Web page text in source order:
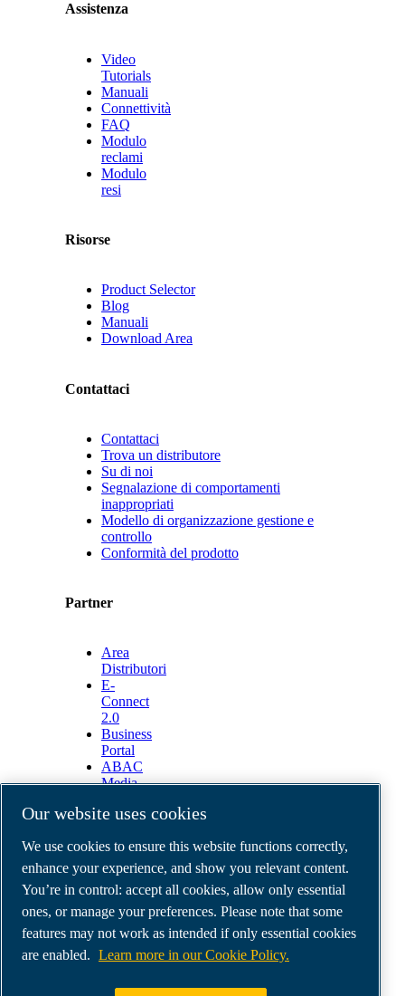
Assistenza
Video
Tutorials
Manuali
Connettività
FAQ
Modulo
reclami
Modulo
resi
Risorse
Product Selector
Blog
Manuali
Download Area
Contattaci
Contattaci
Trova un distributore
Su di noi
Segnalazione di comportamenti
inappropriati
Modello di organizzazione gestione e
controllo
Conformità del prodotto
Partner
Area
Distributori
E-
Connect
2.0
Business
Portal
ABAC
Media
Legal & Privacy Notices
Order return form
Order claim form
Manage cookies
ABAC Italia | MultiAir Italia S.r.l. Società a
Our website uses cookies
We use cookies to ensure this website functions correctly,
enhance your experience, and show you relevant content.
You’re in control: accept all cookies, allow only essential
ones, or manage your preferences. Please note that some
features may not work as intended if only essential cookies
are enabled. Learn more in our Cookie Policy.